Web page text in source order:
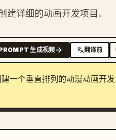
详细的动画开发项目。
生成视频 翻译前
个垂直排列的动漫动画开发